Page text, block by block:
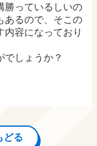
勝っているしいの
あるので、そこの
内容になっており
でしょうか？
どる